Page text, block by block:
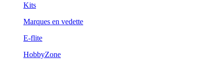
Kits
Marques en vedette
E-flite
HobbyZone